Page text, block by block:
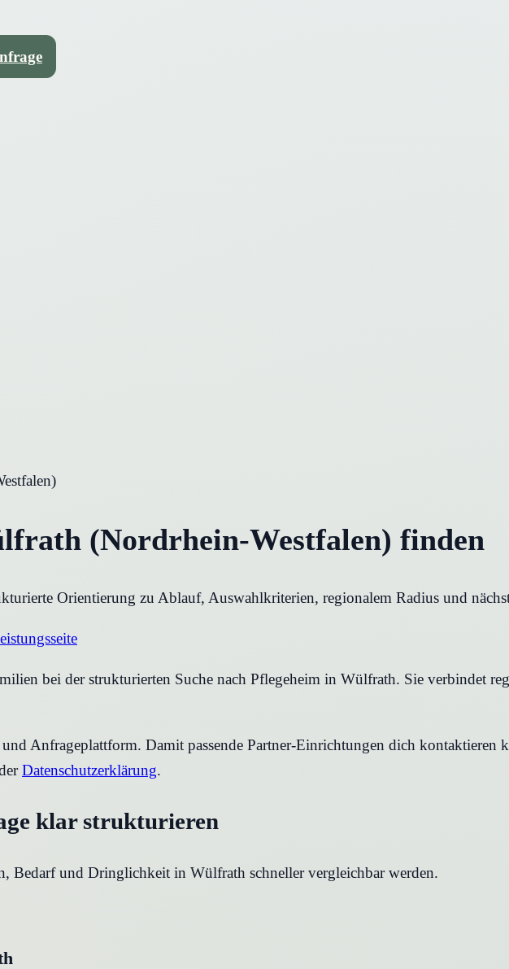
)
(Nordrhein-Westfalen) finden
Orientierung zu Ablauf, Auswahlkriterien, regionalem Radius und
bei der strukturierten Suche nach Pflegeheim in Wülfrath. Sie verbindet
Anfrageplattform. Damit passende Partner-Einrichtungen dich
Datenschutzerklärung.
klar strukturieren
Bedarf und Dringlichkeit in Wülfrath schneller vergleichbar werden.